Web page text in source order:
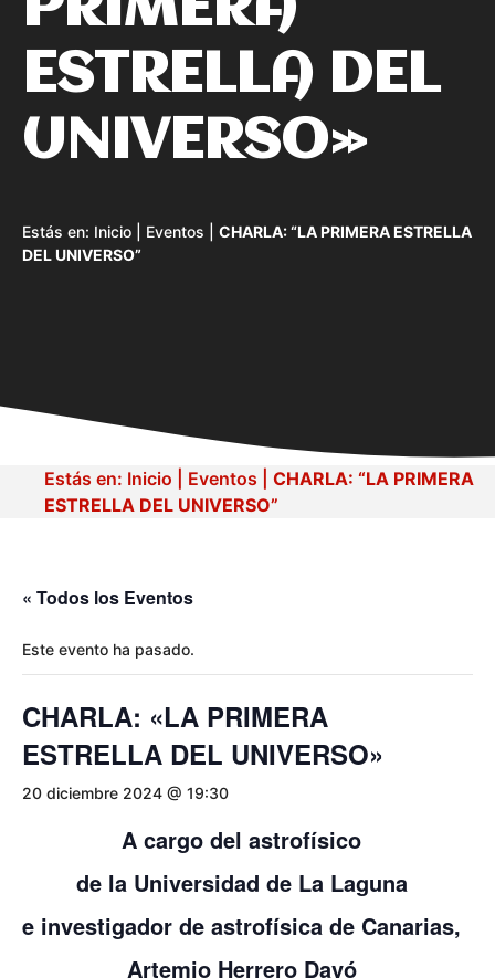
ESTRELLA DEL
UNIVERSO»
Estás en: Inicio Eventos
CHARLA: “LA PRIMERA ESTRELLA
DEL UNIVERSO”
Estás en: Inicio Eventos
CHARLA: “LA PRIMERA
ESTRELLA DEL UNIVERSO”
« Todos los Eventos
Este evento ha pasado.
CHARLA: «LA PRIMERA
ESTRELLA DEL UNIVERSO»
20 diciembre 2024 @ 19:30
A cargo del astrofísico
de la Universidad de La Laguna
e investigador de astrofísica de Canarias,
Artemio Herrero Davó